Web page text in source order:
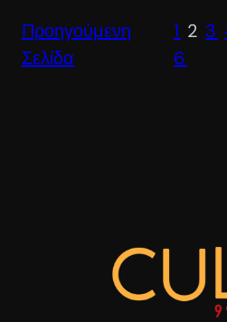
Προηγούμενη
Σελίδα
1 2 3
6